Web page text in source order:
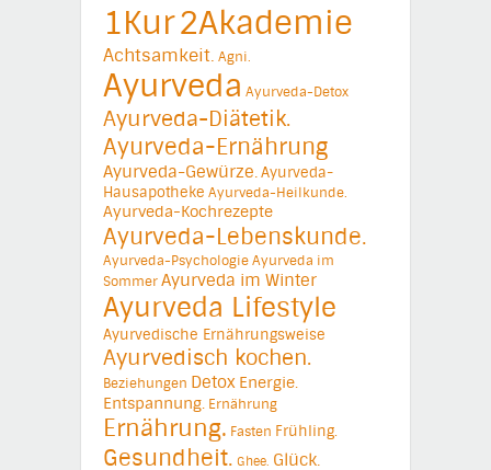
1Kur2Akademie
Achtsamkeit. Agni.
Ayurveda Ayurveda-Detox
Ayurveda-Diätetik.
Ayurveda-Ernährung
Ayurveda-Gewürze.Ayurveda-
Hausapotheke Ayurveda-Heilkunde.
Ayurveda-Kochrezepte
Ayurveda-Lebenskunde.
Ayurveda-PsychologieAyurveda im
SommerAyurveda im Winter
Ayurveda Lifestyle
Ayurvedische Ernährungsweise
Ayurvedisch kochen.
Beziehungen Detox Energie.
Entspannung. Ernährung
Ernährung. Fasten Frühling.
Gesundheit. Ghee. Glück.